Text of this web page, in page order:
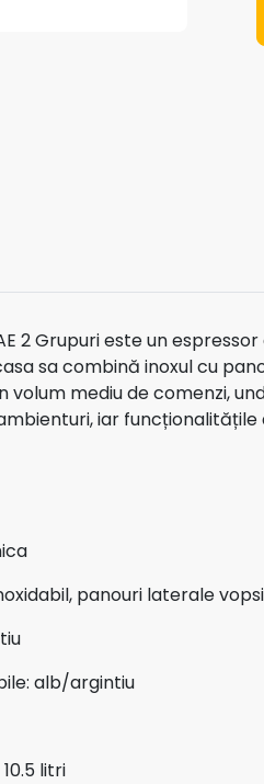
2 Grupuri este un
sa combină inoxul cu
volum mediu de comenzi,
iar
panouri laterale
alb/argintiu
litri